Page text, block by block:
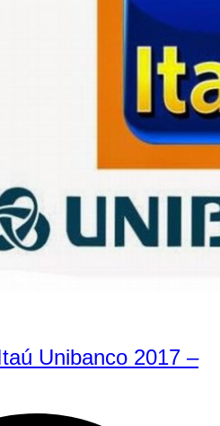
Unibanco 2017 –